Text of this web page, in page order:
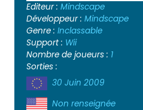
Editeur : Mindscape
Développeur : Mindscape
Genre : Inclassable
Support : Wii
Nombre de joueurs : 1
Sorties :
30 Juin 2009
Non renseignée